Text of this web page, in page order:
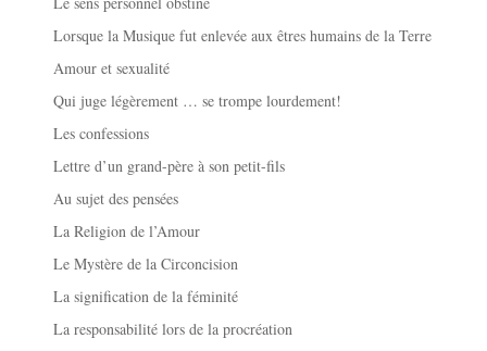
Lorsque la Musique fut enlevée aux êtres humains de la Terre
Amour et sexualité
Qui juge légèrement … se trompe lourdement!
Les confessions
Lettre d’un grand-père à son petit-fils
Au sujet des pensées
La Religion de l’Amour
Le Mystère de la Circoncision
La signification de la féminité
La responsabilité lors de la procréation